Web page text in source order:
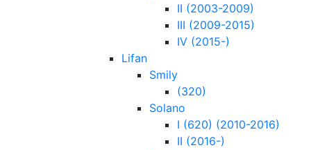
II (2003-2009)
III (2009-2015)
IV (2015-)
Lifan
Smily
(320)
Solano
I (620) (2010-2016)
II (2016-)